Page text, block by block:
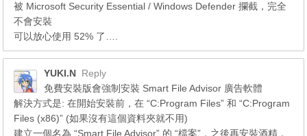
被 Microsoft Security Essential / Windows Defender 攔截，完全
不會安裝
可以放心使用 52% 了….
YUKI.N Reply
免費安裝版會強制安裝 Smart File Advisor 廣告軟體
解決方式是: 在開始安裝前，在 “C:Program Files” 和 “C:Program
Files (x86)” (如果沒有這個資料夾就不用)
建立一個名為 “Smart File Advisor” 的 “檔案”，之後再安裝酒精，